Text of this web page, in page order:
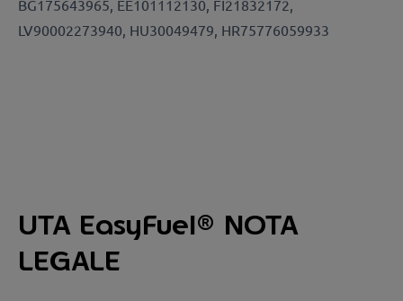
BG175643965, EE101112130, FI21832172,
LV90002273940, HU30049479, HR75776059933
UTA EasyFuel® NOTA
LEGALE